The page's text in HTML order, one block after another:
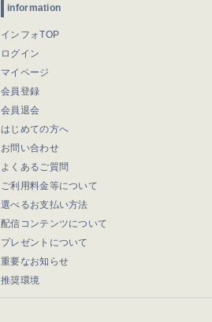
information
インフォTOP
ログイン
マイページ
会員登録
会員退会
はじめての方へ
お問い合わせ
よくあるご質問
ご利用料金等について
選べるお支払い方法
配信コンテンツについて
プレゼントについて
重要なお知らせ
推奨環境